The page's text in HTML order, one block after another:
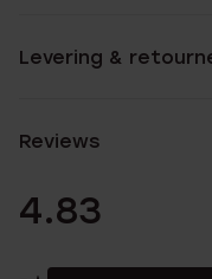
Levering &
Reviews
4.83